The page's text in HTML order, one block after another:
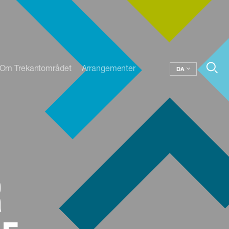
Trekantområdet Arrangementer DA